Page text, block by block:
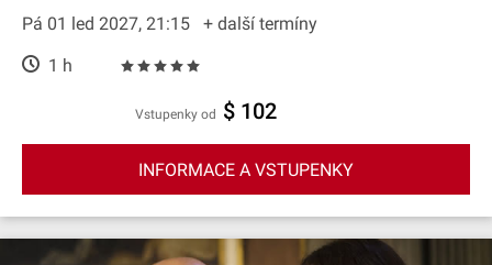
Pá 01 led 2027, 21:15
+ další termíny
1 h
Vstupenky od $ 102
INFORMACE A VSTUPENKY